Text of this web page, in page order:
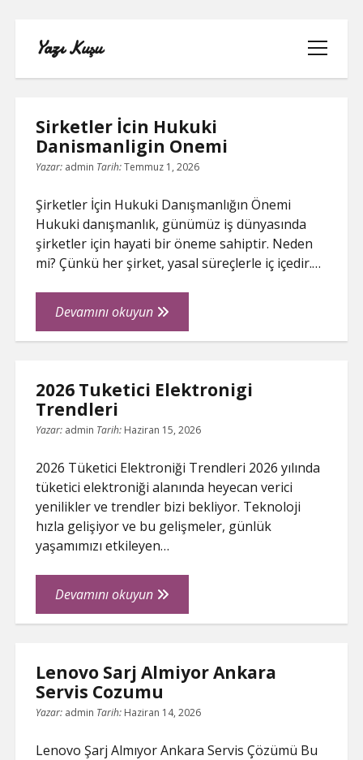
Yazı Kuşu
menüyü
aç
IGTV IZLENME YÜKSELTME PARASIZ
INSTAGRAM BEĞENI KASMA
INSTAGRAM BOT TAKIPÇI BASMA
ÜCRETSIZ
LISTE
Kuşu
Posts
Sirketler İcin Hukuki
Danismanligin Onemi
Yazar: admin Tarih:Temmuz 1, 2026
Şirketler İçin Hukuki Danışmanlığın Önemi
Hukuki danışmanlık, günümüz iş dünyasında
şirketler için hayati bir öneme sahiptir. Neden
mi? Çünkü her şirket, yasal süreçlerle iç içedir.…
Devamını okuyunSirketler
İcin
Onemi
2026 Tuketici Elektronigi
Trendleri
Yazar: admin Tarih: Haziran 15, 2026
2026 Tüketici Elektroniği Trendleri 2026 yılında
tüketici elektroniği alanında heyecan verici
yenilikler ve trendler bizi bekliyor. Teknoloji
hızla gelişiyor ve bu gelişmeler, günlük
yaşamımızı etkileyen…
Devamını okuyun2026
Tuketici
Lenovo Sarj Almiyor Ankara
Servis Cozumu
Yazar: admin Tarih: Haziran 14, 2026
Lenovo Şarj Almıyor Ankara Servis Çözümü Bu